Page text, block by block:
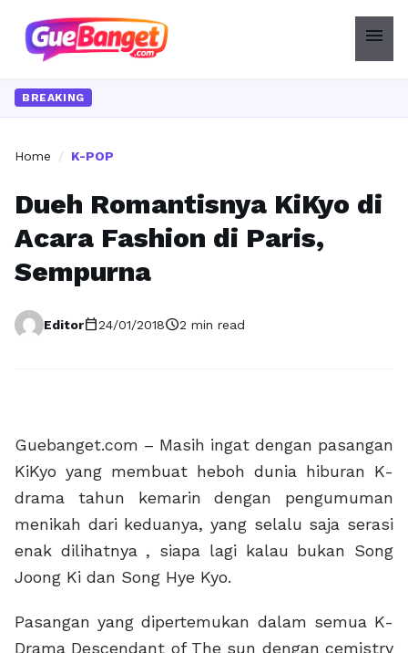
menu
BREAKING
Home / K-POP
Dueh Romantisnya KiKyo di
Acara Fashion di Paris,
Sempurna
Editorcalendar_today24/01/2018schedule2 min read
Guebanget.com – Masih ingat dengan pasangan
KiKyo yang membuat heboh dunia hiburan K-
drama tahun kemarin dengan pengumuman
menikah dari keduanya, yang selalu saja serasi
enak dilihatnya , siapa lagi kalau bukan Song
Joong Ki dan Song Hye Kyo.
Pasangan yang dipertemukan dalam semua K-
Drama Descendant of The sun dengan cemistry